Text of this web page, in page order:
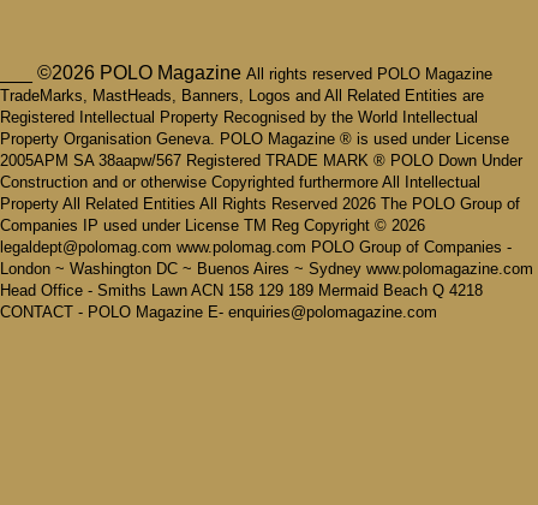
___ ©2026 POLO Magazine All rights reserved POLO Magazine
TradeMarks, MastHeads, Banners, Logos and All Related Entities are
Registered Intellectual Property Recognised by the World Intellectual
Property Organisation Geneva. POLO Magazine ® is used under License
2005APM SA 38aapw/567 Registered TRADE MARK ® POLO Down Under
Construction and or otherwise Copyrighted furthermore All Intellectual
Property All Related Entities All Rights Reserved 2026 The POLO Group of
Companies IP used under License TM Reg Copyright © 2026
legaldept@polomag.com www.polomag.com POLO Group of Companies -
London ~ Washington DC ~ Buenos Aires ~ Sydney www.polomagazine.com
Head Office - Smiths Lawn ACN 158 129 189 Mermaid Beach Q 4218
CONTACT - POLO Magazine E- enquiries@polomagazine.com